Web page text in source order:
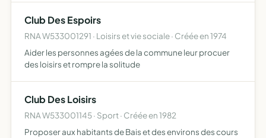
Club Des Espoirs
RNA W533001291 · Loisirs et vie sociale · Créée en 1974
Aider les personnes agées de la commune leur procuer
des loisirs et rompre la solitude
Club Des Loisirs
RNA W533001145 · Sport · Créée en 1982
Proposer aux habitants de Bais et des environs des cours